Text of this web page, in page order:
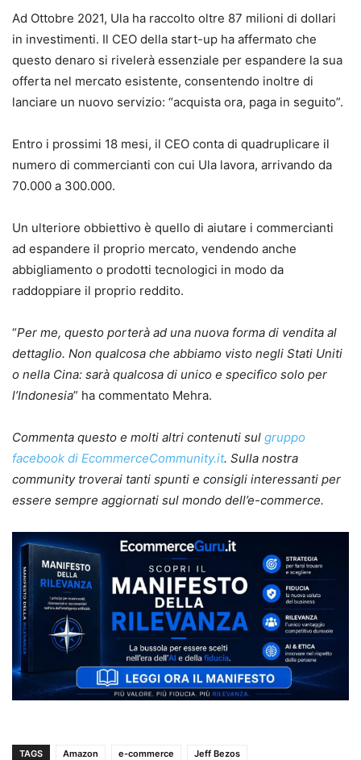
Ad Ottobre 2021, Ula ha raccolto oltre 87 milioni di dollari
in investimenti. Il CEO della start-up ha affermato che
questo denaro si rivelerà essenziale per espandere la sua
offerta nel mercato esistente, consentendo inoltre di
lanciare un nuovo servizio: “acquista ora, paga in seguito”.
Entro i prossimi 18 mesi, il CEO conta di quadruplicare il
numero di commercianti con cui Ula lavora, arrivando da
70.000 a 300.000.
Un ulteriore obbiettivo è quello di aiutare i commercianti
ad espandere il proprio mercato, vendendo anche
abbigliamento o prodotti tecnologici in modo da
raddoppiare il proprio reddito.
“Per me, questo porterà ad una nuova forma di vendita al
dettaglio. Non qualcosa che abbiamo visto negli Stati Uniti
o nella Cina: sarà qualcosa di unico e specifico solo per
l’Indonesia” ha commentato Mehra.
Commenta questo e molti altri contenuti sul gruppo
facebook di EcommerceCommunity.it. Sulla nostra
community troverai tanti spunti e consigli interessanti per
essere sempre aggiornati sul mondo dell’e-commerce.
TAGS Amazon e-commerce Jeff Bezos